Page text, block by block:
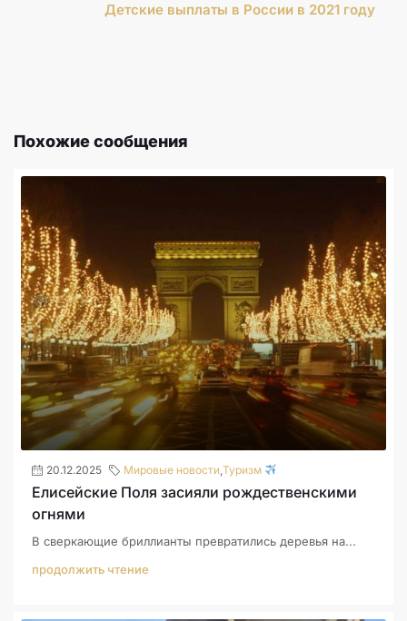
Детские выплаты в России в 2021 году
Похожие сообщения
20.12.2025 Мировые новости Туризм
Елисейские Поля засияли рождественскими
огнями
В сверкающие бриллианты превратились деревья на...
продолжить чтение